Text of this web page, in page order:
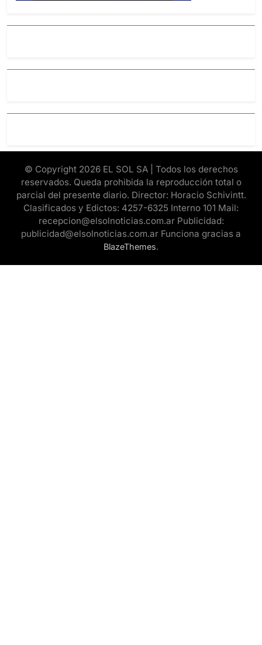
© Copyright 2026 EL SOL SA | Todos los derechos
reservados. Queda prohibida la reproducción total o
parcial del presente diario. Director: Horacio Schivintt.
Clasificados y Edictos: 4257-6325 Interno 101 Mail:
recepcion@elsolnoticias.com.ar Publicidad:
publicidad@elsolnoticias.com.ar Funciona gracias a
BlazeThemes.